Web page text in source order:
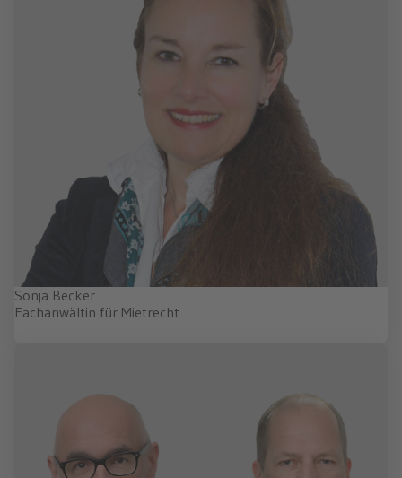
Sonja Becker
Fachanwältin für Mietrecht